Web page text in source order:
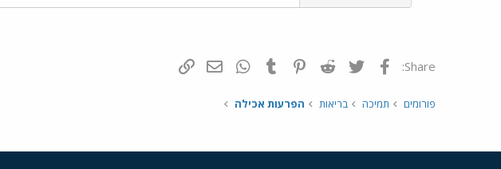
Share: פייסבוק Twitter
Reddit
Pinterest
Tumblr
WhatsAppדואר אלקטרוני
פורומים תמיכה בריאות הפרעות אכילה